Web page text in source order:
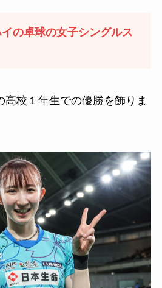
の卓球の女子シングルス
高校１年生での優勝を飾りま